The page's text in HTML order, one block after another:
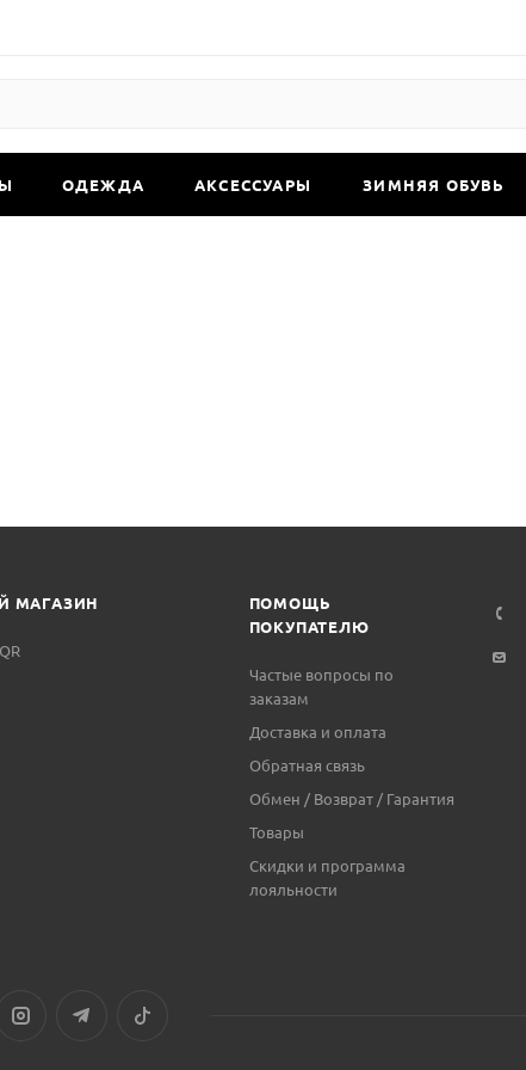
ОДЕЖДА АКСЕССУАРЫ ЗИМНЯЯ ОБУВЬ
МАГАЗИН
ПОМОЩЬ
ПОКУПАТЕЛЮ
Частые вопросы по
заказам
Доставка и оплата
Обратная связь
Обмен / Возврат / Гарантия
Товары
Скидки и программа
лояльности